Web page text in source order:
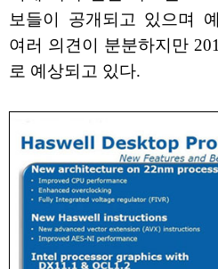
보들이 공개되고 있으며
여러 의견이 분분하지만
로 예상되고 있다.